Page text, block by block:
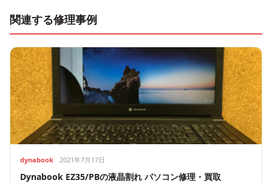
関連する修理事例
dynabook 2021年7月17日
Dynabook EZ35/PBの液晶割れ パソコン修理・買取